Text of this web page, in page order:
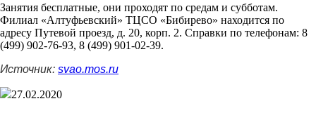
Занятия бесплатные, они проходят по средам и субботам.
Филиал «Алтуфьевский» ТЦСО «Бибирево» находится по
адресу Путевой проезд, д. 20, корп. 2. Справки по телефонам: 8
(499) 902-76-93, 8 (499) 901-02-39.
Источник: svao.mos.ru
27.02.2020